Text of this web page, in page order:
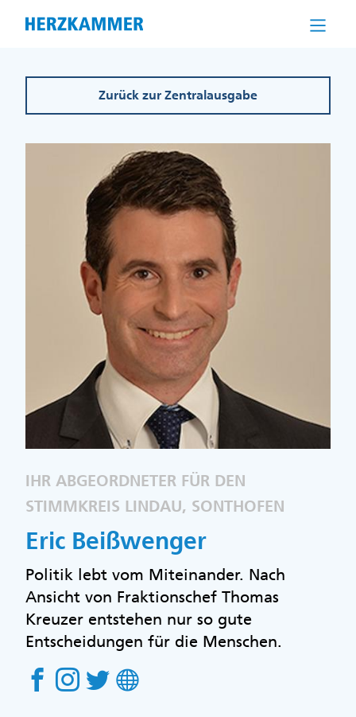
Zurück zur Zentralausgabe
IHR ABGEORDNETER FÜR DEN
STIMMKREIS LINDAU, SONTHOFEN
Eric Beißwenger
Politik lebt vom Miteinander. Nach
Ansicht von Fraktionschef Thomas
Kreuzer entstehen nur so gute
Entscheidungen für die Menschen.